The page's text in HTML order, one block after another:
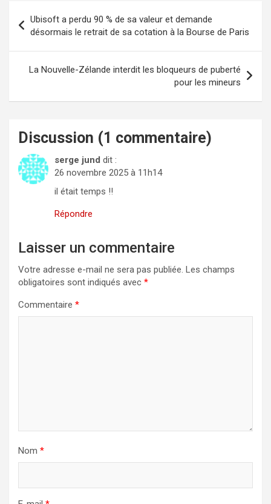
de
l’article
Ubisoft a perdu 90 % de sa valeur et demande
désormais le retrait de sa cotation à la Bourse de Paris
La Nouvelle-Zélande interdit les bloqueurs de puberté
pour les mineurs
Discussion (1 commentaire)
serge jund dit :
26 novembre 2025 à 11h14
il était temps !!
Répondre
Laisser un commentaire
Votre adresse e-mail ne sera pas publiée. Les champs
obligatoires sont indiqués avec *
Commentaire *
Nom *